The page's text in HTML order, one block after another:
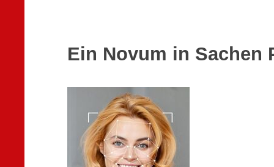
Ein Novum in Sachen